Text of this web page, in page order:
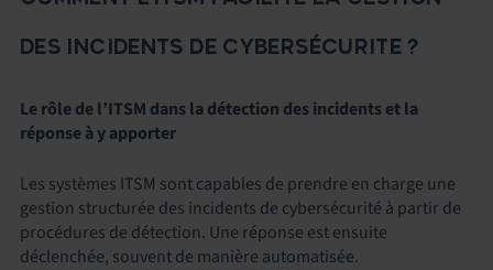
DES INCIDENTS DE CYBERSÉCURITE ?
Le rôle de l’ITSM dans la détection des incidents et la
réponse à y apporter
Les systèmes ITSM sont capables de prendre en charge une
gestion structurée des incidents de cybersécurité à partir de
procédures de détection. Une réponse est ensuite
déclenchée, souvent de manière automatisée.